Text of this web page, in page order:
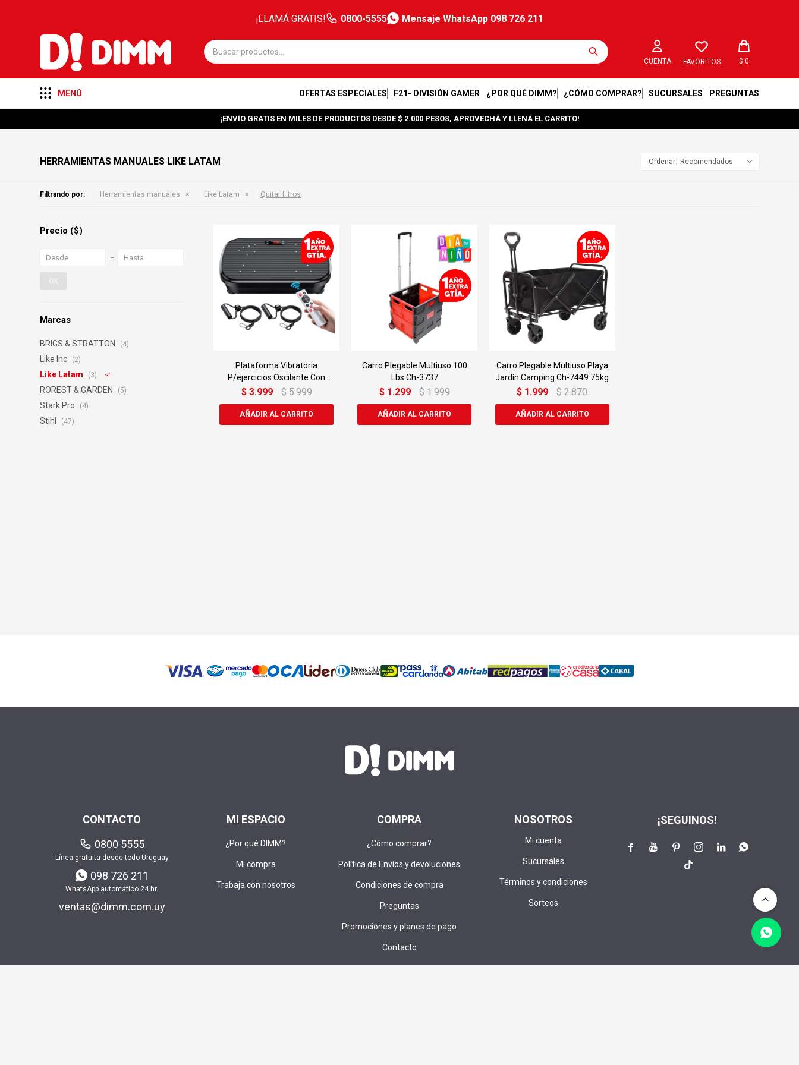
¡LLAMÁ GRATIS! 0800-5555 Mensaje WhatsApp 098 726 211
MENÚ OFERTAS ESPECIALES F21- DIVISIÓN GAMER ¿POR QUÉ DIMM? ¿CÓMO COMPRAR? SUCURSALES PREGUNTAS
FAVORITOS $ 0
¡ENVÍO GRATIS EN MILES DE PRODUCTOS DESDE $ 2.000 PESOS, APROVECHÁ Y LLENÁ EL CARRITO!
HERRAMIENTAS MANUALES LIKE LATAM Recomendados
Filtrando por: Herramientas manuales Like Latam Quitar filtros
Marcas
BRIGS & STRATTON (4)
Like Inc (2)
Like Latam (3)
ROREST & GARDEN (5)
Stark Pro (4)
Stihl (47)
Precio ($)
OK
Plataforma Vibratoria
P/ejercicios Oscilante Con
Control
$ 3.999 $ 5.999
Carro Plegable Multiuso 100
Lbs Ch-3737
$ 1.299 $ 1.999
Carro Plegable Multiuso Playa
Jardín Camping Ch-7449 75kg
$ 1.999 $ 2.870
MI ESPACIO
¿Por qué DIMM?
Mi compra
Trabaja con nosotros
COMPRA
¿Cómo comprar?
Política de Envíos y devoluciones
Condiciones de compra
Preguntas
Promociones y planes de pago
Contacto
NOSOTROS
Mi cuenta
Sucursales
Términos y condiciones
Sorteos
CONTACTO
0800 5555
Línea gratuita desde todo Uruguay
098 726 211
WhatsApp automático 24 hr.
ventas@dimm.com.uy
¡SEGUINOS!
    

